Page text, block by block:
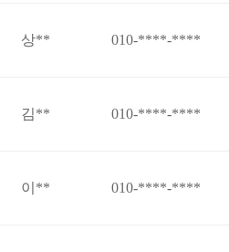
상** 010-****-****
김** 010-****-****
이** 010-****-****